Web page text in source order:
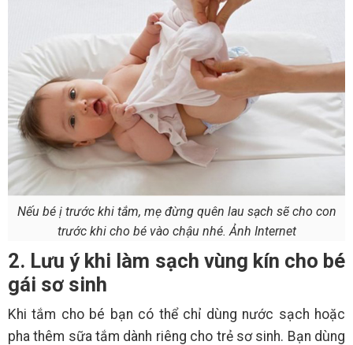
Nếu bé ị trước khi tắm, mẹ đừng quên lau sạch sẽ cho con
trước khi cho bé vào chậu nhé. Ảnh Internet
2. Lưu ý khi làm sạch vùng kín cho bé
gái sơ sinh
Khi tắm cho bé bạn có thể chỉ dùng nước sạch hoặc
pha thêm sữa tắm dành riêng cho trẻ sơ sinh. Bạn dùng